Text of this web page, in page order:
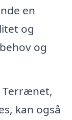
en
og
og
Terrænet,
kan også